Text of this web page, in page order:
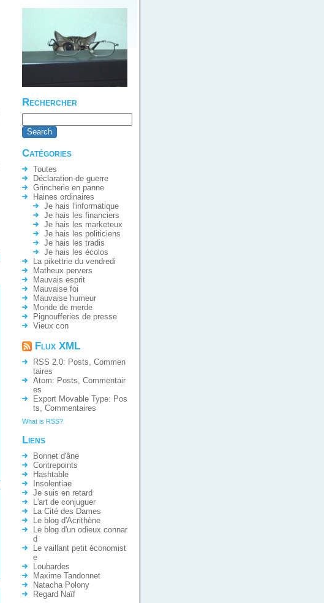
Rechercher
Catégories
Toutes
Déclaration de guerre
Grincherie en panne
Haines ordinaires
Je hais l'informatique
Je hais les financiers
Je hais les marketeux
Je hais les politiciens
Je hais les tradis
Je hais les écolos
La pikettrie du vendredi
Matheux pervers
Mauvais esprit
Mauvaise foi
Mauvaise humeur
Monde de merde
Pignoufferies de presse
Vieux con
Flux XML
RSS 2.0: Posts Commen
taires
Atom: Posts Commentair
es
Export Movable Type: Pos
ts Commentaires
What is RSS?
Liens
Bonnet d'âne
Contrepoints
Hashtable
Insolentiae
Je suis en retard
L'art de conjuguer
La Cité des Dames
Le blog d'Acrithène
Le blog d'un odieux connar
d
Le vaillant petit économist
e
Loubardes
Maxime Tandonnet
Natacha Polony
Regard Naïf